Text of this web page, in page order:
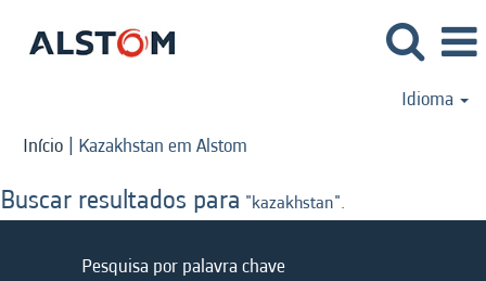
Idioma
Início | Kazakhstan em Alstom
Buscar resultados para "kazakhstan".
Pesquisa por palavra chave